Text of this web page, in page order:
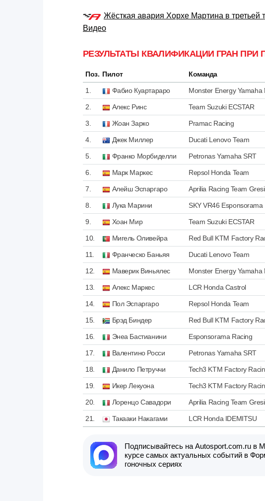
Жёсткая авария Хорхе Мартина в третьей
Видео
РЕЗУЛЬТАТЫ КВАЛИФИКАЦИИ ГРАН ПРИ
Поз. Пилот Команда
1. Фабио Куартараро Monster Energy Yamaha
2. Алекс Ринс Team Suzuki ECSTAR
3. Жоан Зарко Pramac Racing
4. Джек Миллер Ducati Lenovo Team
5. Франко Морбиделли Petronas Yamaha SRT
6. Марк Маркес Repsol Honda Team
7. Алейш Эспаргаро Aprilia Racing Team
8. Лука Марини SKY VR46 Esponsorama
9. Хоан Мир Team Suzuki ECSTAR
10. Мигель Оливейра Red Bull KTM Factory
11. Франческо Баньяя Ducati Lenovo Team
12. Маверик Виньялес Monster Energy Yamaha
13. Алекс Маркес LCR Honda Castrol
14. Пол Эспаргаро Repsol Honda Team
15. Брэд Биндер Red Bull KTM Factory
16. Энеа Бастианини Esponsorama Racing
17. Валентино Росси Petronas Yamaha SRT
18. Данило Петруччи Tech3 KTM Factory
19. Икер Лекуона Tech3 KTM Factory
20. Лоренцо Савадори Aprilia Racing Team
21. Такааки Накагами LCR Honda IDEMITSU
Подписывайтесь на Autosport.com.ru в
курсе самых актуальных событий в
гоночных сериях